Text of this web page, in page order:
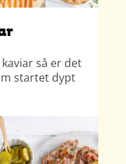
så er det
startet dypt